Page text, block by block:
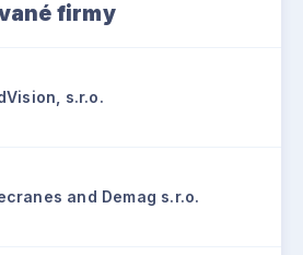
firmy
s.r.o.
and Demag s.r.o.